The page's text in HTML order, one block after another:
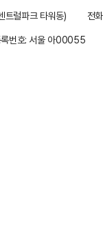
트럴파크 타워동)
전
록번호: 서울 아00055